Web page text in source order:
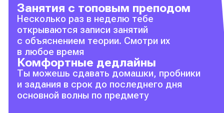
Занятия с топовым преподом
Несколько раз в неделю тебе
открываются записи занятий
с объяснением теории. Смотри их
в любое время
Комфортные дедлайны
Ты можешь сдавать домашки, пробники
и задания в срок до последнего дня
основной волны по предмету